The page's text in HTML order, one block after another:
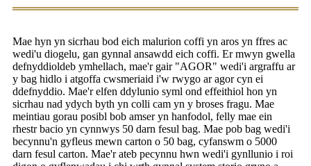
Mae hyn yn sicrhau bod eich malurion coffi yn aros yn ffres ac
wedi'u diogelu, gan gynnal ansawdd eich coffi. Er mwyn gwella
defnyddioldeb ymhellach, mae'r gair "AGOR" wedi'i argraffu ar
y bag hidlo i atgoffa cwsmeriaid i'w rwygo ar agor cyn ei
ddefnyddio. Mae'r elfen ddylunio syml ond effeithiol hon yn
sicrhau nad ydych byth yn colli cam yn y broses fragu. Mae
meintiau gorau posibl bob amser yn hanfodol, felly mae ein
rhestr bacio yn cynnwys 50 darn fesul bag. Mae pob bag wedi'i
becynnu'n gyfleus mewn carton o 50 bag, cyfanswm o 5000
darn fesul carton. Mae'r ateb pecynnu hwn wedi'i gynllunio i roi